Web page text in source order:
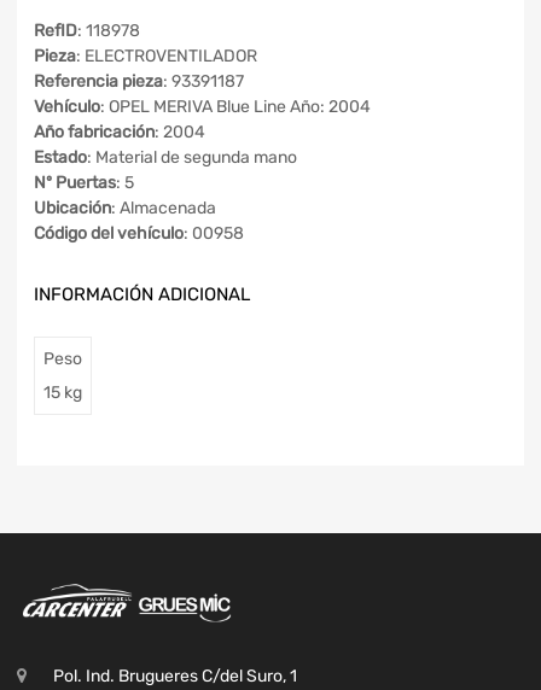
RefID: 118978
Pieza: ELECTROVENTILADOR
Referencia pieza: 93391187
Vehículo: OPEL MERIVA Blue Line Año: 2004
Año fabricación: 2004
Estado: Material de segunda mano
Nº Puertas: 5
Ubicación: Almacenada
Código del vehículo: 00958
INFORMACIÓN ADICIONAL
Peso
15 kg
Pol. Ind. Brugueres C/del Suro, 1